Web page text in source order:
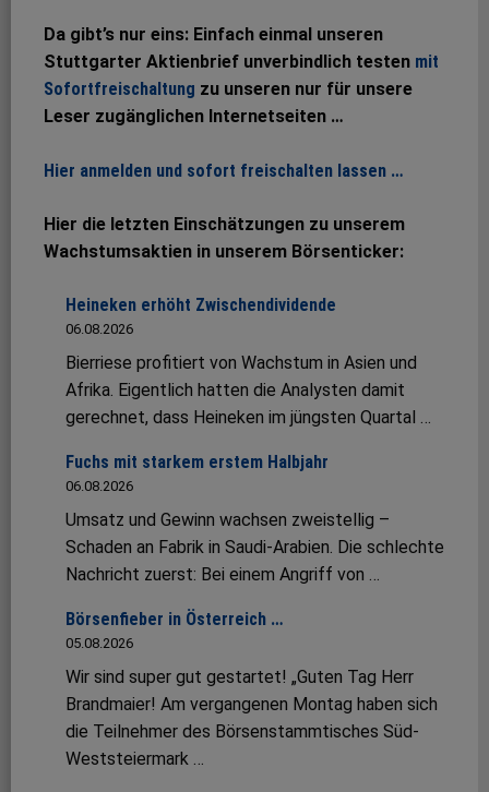
Da gibt’s nur eins: Einfach einmal unseren
Stuttgarter Aktienbrief unverbindlich testen mit
Sofortfreischaltung zu unseren nur für unsere
Leser zugänglichen Internetseiten …
Hier anmelden und sofort freischalten lassen …
Hier die letzten Einschätzungen zu unserem
Wachstumsaktien in unserem Börsenticker:
Heineken erhöht Zwischendividende
06.08.2026
Bierriese profitiert von Wachstum in Asien und
Afrika. Eigentlich hatten die Analysten damit
gerechnet, dass Heineken im jüngsten Quartal …
Fuchs mit starkem erstem Halbjahr
06.08.2026
Umsatz und Gewinn wachsen zweistellig –
Schaden an Fabrik in Saudi-Arabien. Die schlechte
Nachricht zuerst: Bei einem Angriff von …
Börsenfieber in Österreich …
05.08.2026
Wir sind super gut gestartet! „Guten Tag Herr
Brandmaier! Am vergangenen Montag haben sich
die Teilnehmer des Börsenstammtisches Süd-
Weststeiermark …